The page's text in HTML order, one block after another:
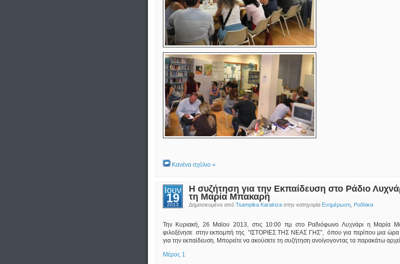
Κανένα σχόλιο »
Ιουν
19
2013
Η συζήτηση για την Εκπαίδευση στο Ράδιο
τη Μαρία Μπακαρή
Δημοσιευμένο απόTsampika Karakiza στην κατηγορία Ενημέρωση Ροδίτικα
Την Κυριακή, 26 Μαϊου 2013, στις 10:00 πμ στο Ραδιόφωνο Λυχνάρι η Μαρία
φιλοξένησε στην εκπομπή της ”ΙΣΤΟΡΙΕΣ ΤΗΣ ΝΕΑΣ ΓΗΣ”, όπου για περίπου μια ώρα
για την εκπαίδευση. Μπορείτε να ακούσετε τη συζήτηση ανοίγογοντας τα παρακάτω
Μέρος 1